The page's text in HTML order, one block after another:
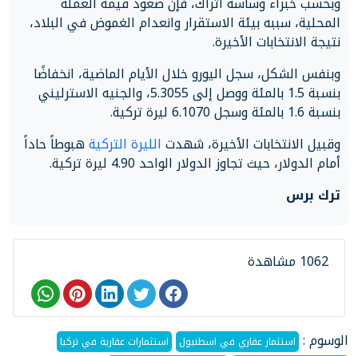
المحلية، سببه بيئة الاستقرار وانعدام الغموض في البلاد،
نتيجة الانتخابات الأخيرة.
وبنفس الشكل، سجل اليورو خلال الأيام الماضية، انخفاضًا
بنسبة 1.5 بالمئة ووصل إلى 5.3055، والجنيه الاسترليني
بنسبة 1.6 بالمئة وسجل 6.1070 ليرة تركية.
وقبيل الانتخابات الأخيرة، شهدتالليرة التركيةهبوطاً حاداً
أمام الدولار، حيث تجاوز الدولار الواحد 4.90 ليرة تركية.
ترك برس
1062 مشاهدة
الوسوم : استثمار عقاري في اسطنبول
استثمارات عقارية في تركيا